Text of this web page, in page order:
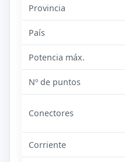
Provincia
País
Potencia máx.
Nº de puntos
Conectores
Corriente